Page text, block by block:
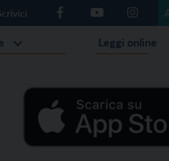
Leggi online